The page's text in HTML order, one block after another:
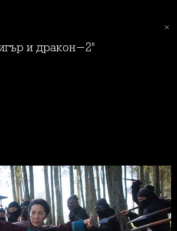
и дракон-2"